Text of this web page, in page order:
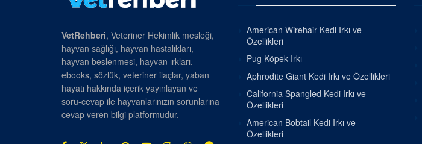
VetRehberi, Veteriner Hekimlik mesleği,
hayvan sağlığı, hayvan hastalıkları,
hayvan beslenmesi, hayvan ırkları,
ebooks, sözlük, veteriner ilaçlar, yaban
hayatı hakkında içerik yayınlayan ve
soru-cevap ile hayvanlarınızın sorunlarına
cevap veren bilgi platformudur.
American Wirehair Kedi Irkı ve
Özellikleri
Pug Köpek Irkı
Aphrodite Giant Kedi Irkı ve Özellikleri
California Spangled Kedi Irkı ve
Özellikleri
American Bobtail Kedi Irkı ve
Özellikleri